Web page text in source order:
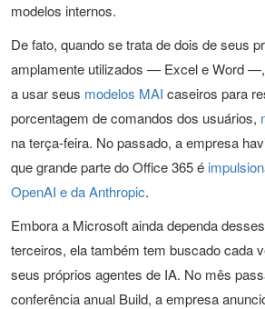
modelos internos.
De fato, quando se trata de dois de seus
amplamente utilizados — Excel e Word
a usar seus modelos MAI caseiros para
porcentagem de comandos dos usuários,
na terça-feira. No passado, a empresa
que grande parte do Office 365 é
OpenAI e da Anthropic.
Embora a Microsoft ainda dependa
terceiros, ela também tem buscado cada
seus próprios agentes de IA. No mês
conferência anual Build, a empresa